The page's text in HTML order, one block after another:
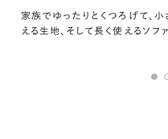
家族でゆったりとくつろげて、
える生地、そして長く使えるソフ